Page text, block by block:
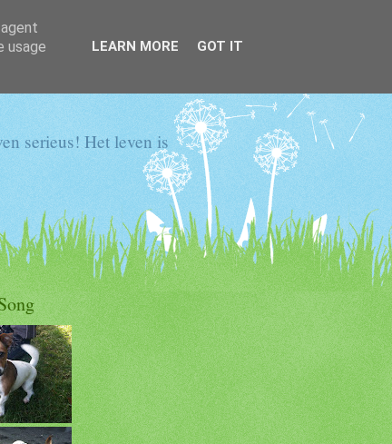
serieus! Het leven is
usage
LEARN MORE GOT IT